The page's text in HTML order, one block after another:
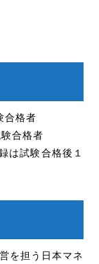
合格者
合格者
は試験合格後１
を担う日本マネ